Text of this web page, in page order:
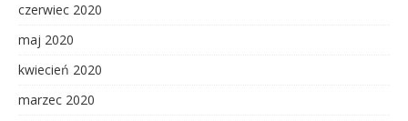
czerwiec 2020
maj 2020
kwiecień 2020
marzec 2020